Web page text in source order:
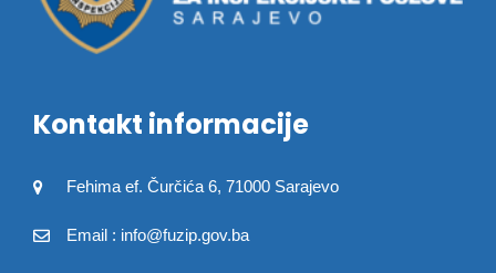
Kontakt informacije
Fehima ef. Čurčića 6, 71000 Sarajevo
Email : info@fuzip.gov.ba